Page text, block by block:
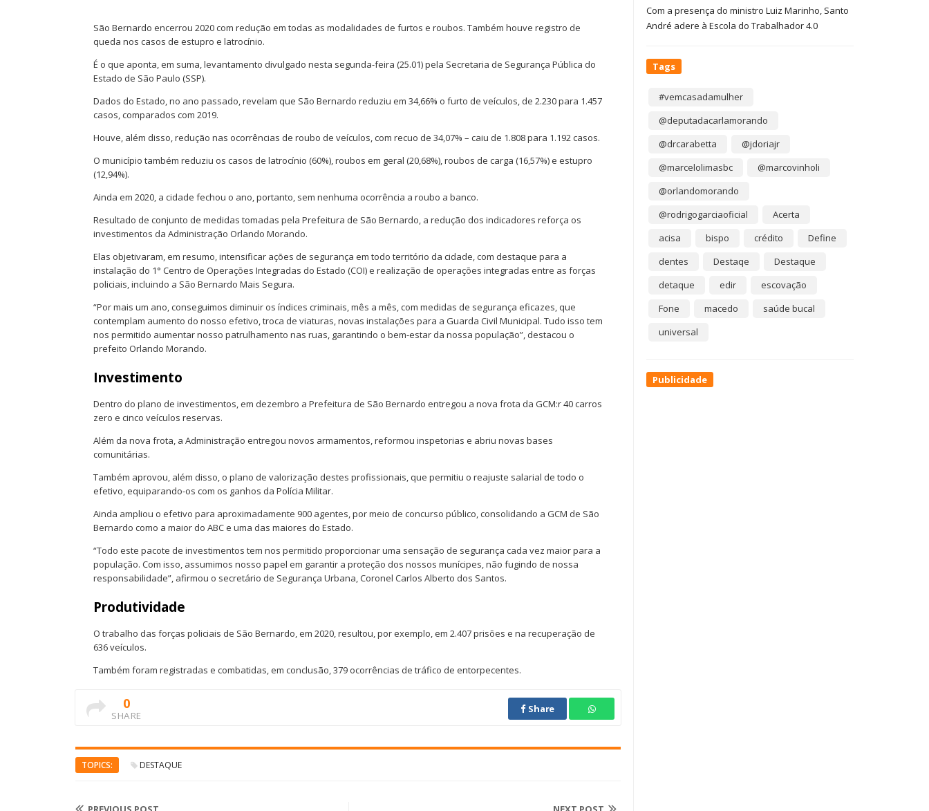
São Bernardo encerrou 2020 com redução em todas as modalidades de furtos e roubos. Também houve registro de
queda nos casos de estupro e latrocínio.
É o que aponta, em suma, levantamento divulgado nesta segunda-feira (25.01) pela Secretaria de Segurança Pública do
Estado de São Paulo (SSP).
Dados do Estado, no ano passado, revelam que São Bernardo reduziu em 34,66% o furto de veículos, de 2.230 para 1.457
casos, comparados com 2019.
Houve, além disso, redução nas ocorrências de roubo de veículos, com recuo de 34,07% – caiu de 1.808 para 1.192 casos.
O município também reduziu os casos de latrocínio (60%), roubos em geral (20,68%), roubos de carga (16,57%) e estupro
(12,94%).
Ainda em 2020, a cidade fechou o ano, portanto, sem nenhuma ocorrência a roubo a banco.
Resultado de conjunto de medidas tomadas pela Prefeitura de São Bernardo, a redução dos indicadores reforça os
investimentos da Administração Orlando Morando.
Elas objetivaram, em resumo, intensificar ações de segurança em todo território da cidade, com destaque para a
instalação do 1° Centro de Operações Integradas do Estado (COI) e realização de operações integradas entre as forças
policiais, incluindo a São Bernardo Mais Segura.
“Por mais um ano, conseguimos diminuir os índices criminais, mês a mês, com medidas de segurança eficazes, que
contemplam aumento do nosso efetivo, troca de viaturas, novas instalações para a Guarda Civil Municipal. Tudo isso tem
nos permitido aumentar nosso patrulhamento nas ruas, garantindo o bem-estar da nossa população”, destacou o
prefeito Orlando Morando.
Investimento
Dentro do plano de investimentos, em dezembro a Prefeitura de São Bernardo entregou a nova frota da GCM:r 40 carros
zero e cinco veículos reservas.
Além da nova frota, a Administração entregou novos armamentos, reformou inspetorias e abriu novas bases
comunitárias.
Também aprovou, além disso, o plano de valorização destes profissionais, que permitiu o reajuste salarial de todo o
efetivo, equiparando-os com os ganhos da Polícia Militar.
Ainda ampliou o efetivo para aproximadamente 900 agentes, por meio de concurso público, consolidando a GCM de São
Bernardo como a maior do ABC e uma das maiores do Estado.
“Todo este pacote de investimentos tem nos permitido proporcionar uma sensação de segurança cada vez maior para a
população. Com isso, assumimos nosso papel em garantir a proteção dos nossos munícipes, não fugindo de nossa
responsabilidade”, afirmou o secretário de Segurança Urbana, Coronel Carlos Alberto dos Santos.
Produtividade
O trabalho das forças policiais de São Bernardo, em 2020, resultou, por exemplo, em 2.407 prisões e na recuperação de
636 veículos.
Também foram registradas e combatidas, em conclusão, 379 ocorrências de tráfico de entorpecentes.
0
SHARE
Share
TOPICS: DESTAQUE
Com a presença do ministro Luiz Marinho, Santo
André adere à Escola do Trabalhador 4.0
Tags
#vemcasadamulher
@deputadacarlamorando
@drcarabetta
@jdoriajr
@marcelolimasbc
@marcovinholi
@orlandomorando
@rodrigogarciaoficial
Acerta
acisa
bispo crédito
Define
dentes
Destaqe
Destaque
detaque
edir
escovação
Fone
macedo
saúde bucal
universal
Publicidade